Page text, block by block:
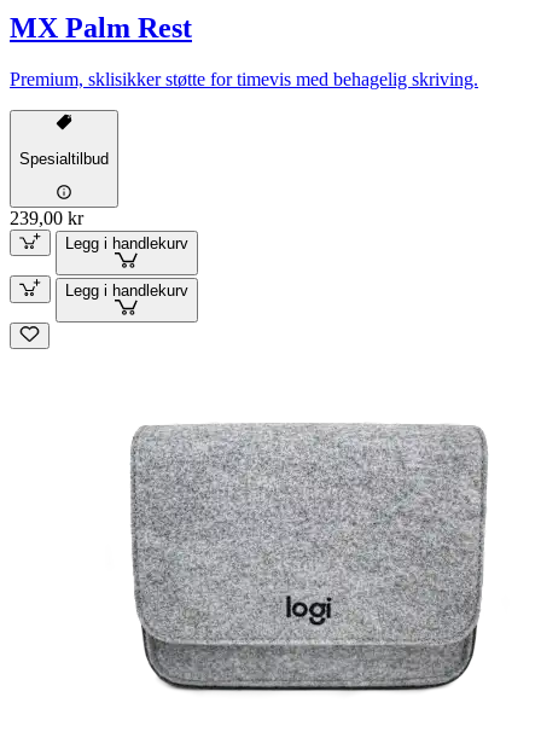
MX Palm Rest
Premium, sklisikker støtte for timevis med behagelig skriving.
Spesialtilbud
239,00 kr
Legg i handlekurv
Legg i handlekurv